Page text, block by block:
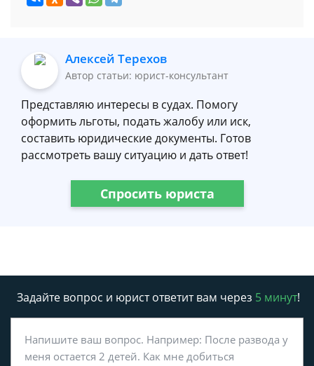
Алексей Терехов
Автор статьи: юрист-консультант
Представляю интересы в судах. Помогу
оформить льготы, подать жалобу или иск,
составить юридические документы. Готов
рассмотреть вашу ситуацию и дать ответ!
Спросить юриста
Задайте вопрос и юрист ответит вам через 5 минут!